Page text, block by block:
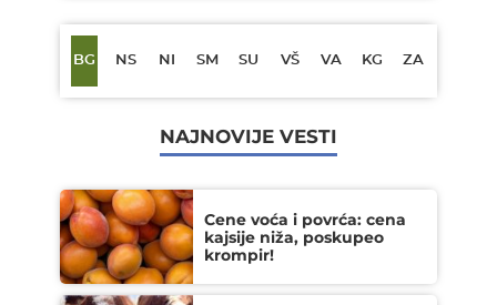
BG NS NI SM SU VŠ VA KG ZA
NAJNOVIJE VESTI
Cene voća i povrća: cena
kajsije niža, poskupeo
krompir!